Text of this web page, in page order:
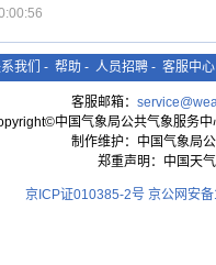
我们 - 帮助 - 人员招聘 - 客服中心
客服邮箱：
中国气象局公共气象服务
制作维护：中国气象局
郑重声明：中国天
京ICP证010385-2号 京公网安